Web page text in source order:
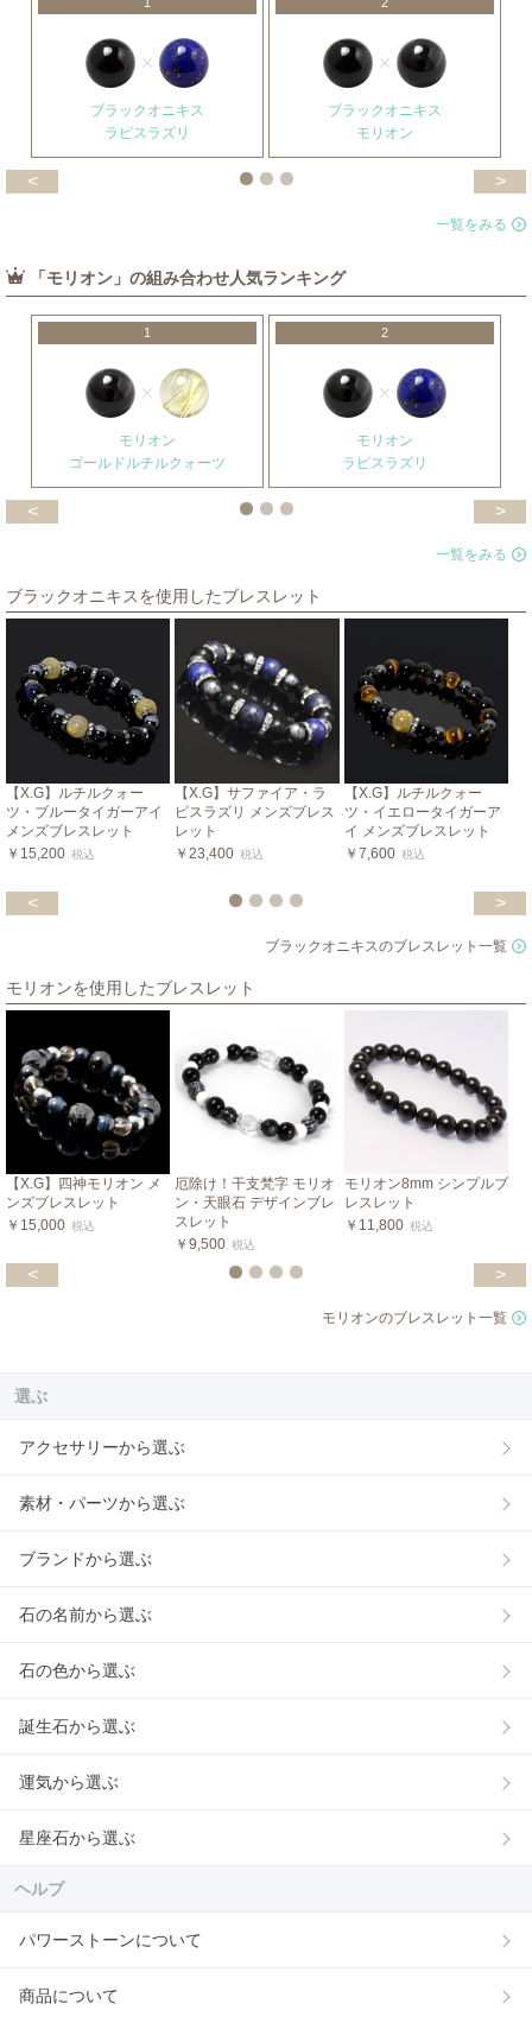
ブラックオニキス
ラピスラズリ
ブラックオニキス
モリオン
< >
一覧をみる
「モリオン」の組み合わせ人気ランキング
1
モリオン
ゴールドルチルクォーツ
2
モリオン
ラピスラズリ
< >
一覧をみる
ブラックオニキスを使用したブレスレット
【X.G】ルチルクォー
ツ・ブルータイガーアイ
メンズブレスレット
￥15,200 税込
【X.G】サファイア・ラ
ピスラズリ メンズブレス
レット
￥23,400 税込
【X.G】ルチルクォー
ツ・イエロータイガーア
イ メンズブレスレット
￥7,600 税込
< >
ブラックオニキスのブレスレット一覧
モリオンを使用したブレスレット
【X.G】四神モリオン メ
ンズブレスレット
￥15,000 税込
厄除け！干支梵字 モリオ
ン・天眼石 デザインブレ
スレット
￥9,500 税込
モリオン8mm シンプルブ
レスレット
￥11,800 税込
< >
モリオンのブレスレット一覧
選ぶ
アクセサリーから選ぶ
素材・パーツから選ぶ
ブランドから選ぶ
石の名前から選ぶ
石の色から選ぶ
誕生石から選ぶ
運気から選ぶ
星座石から選ぶ
ヘルプ
パワーストーンについて
商品について